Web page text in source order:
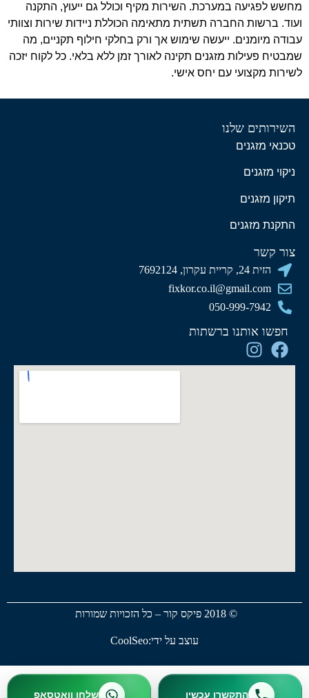
מחשש לפגיעה במערכת. השירות מקיף וכולל גם ייעוץ, התקנה
ועוד. ברשות החברה תשתית מתאימה הכוללת ניידות שירות וצוותי
עבודה מיומנים. ייעשה שימוש אך ורק בחלקי חילוף תקניים, מה
שמבטיח פעילות מזגנים תקינה לאורך זמן ללא בלאי. כל לקוח יזכה
לשירות מקצועי עם יחס אישי.
השירותים שלנו
טכנאי מזגנים
ניקוי מזגנים
תיקון מזגנים
התקנת מזגנים
צור קשר
הזית 24, קריית עקרון, 7692124
fixkor.co.il@gmail.com
050-999-7942
חפשו אותנו ברשתות
© 2018 פיקס קור – כל הזכויות שמורות
עוצב על ידי:CoolSeo
התקשרו עכשיו שלחו וואטסאפ